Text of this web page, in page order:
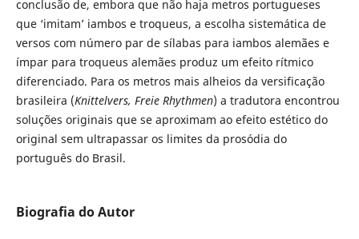
conclusão de, embora que não haja metros portugueses
que ‘imitam’ iambos e troqueus, a escolha sistemática de
versos com número par de sílabas para iambos alemães e
ímpar para troqueus alemães produz um efeito rítmico
diferenciado. Para os metros mais alheios da versificação
brasileira (Knittelvers, Freie Rhythmen) a tradutora encontrou
soluções originais que se aproximam ao efeito estético do
original sem ultrapassar os limites da prosódia do
português do Brasil.
Biografia do Autor